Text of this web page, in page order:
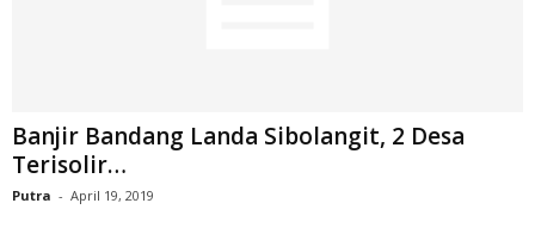
Banjir Bandang Landa Sibolangit, 2 Desa
Terisolir…
Putra - April 19, 2019